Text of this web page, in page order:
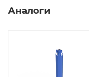
Аналоги